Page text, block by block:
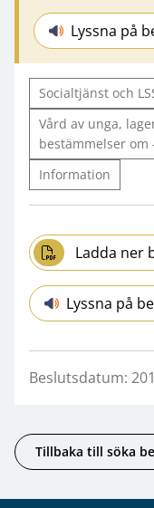
Lyssna på
Socialtjänst och
Vård av unga,
bestämmelser om
Information
Ladda ner
Lyssna på
Beslutsdatum:
Tillbaka till söka